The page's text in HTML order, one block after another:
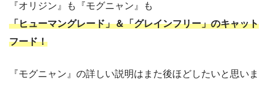
『オリジン』も『モグニャン』も
「ヒューマングレード」＆「グレインフリー」のキャット
フード！
『モグニャン』の詳しい説明はまた後ほどしたいと思いま